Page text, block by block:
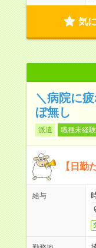
気
＼病院に
ぼ無し
派遣 職種未経
【日勤
給与